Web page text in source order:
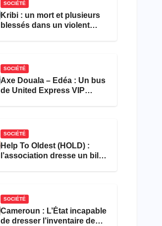
SOCIÉTÉ
Kribi : un mort et plusieurs
blessés dans un violent
SOCIÉTÉ
Axe Douala – Edéa : Un bus
de United Express VIP
SOCIÉTÉ
Help To Oldest (HOLD) :
l’association dresse un bilan
SOCIÉTÉ
Cameroun : L’État incapable
de dresser l’inventaire de